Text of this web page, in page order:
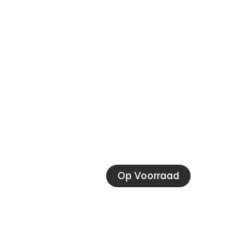
Op Voorraad